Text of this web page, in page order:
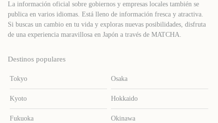
La información oficial sobre gobiernos y empresas locales también se
publica en varios idiomas. Está lleno de información fresca y atractiva.
Si buscas un cambio en tu vida y exploras nuevas posibilidades, disfruta
de una experiencia maravillosa en Japón a través de MATCHA.
Destinos populares
Tokyo Osaka
Kyoto Hokkaido
Fukuoka Okinawa